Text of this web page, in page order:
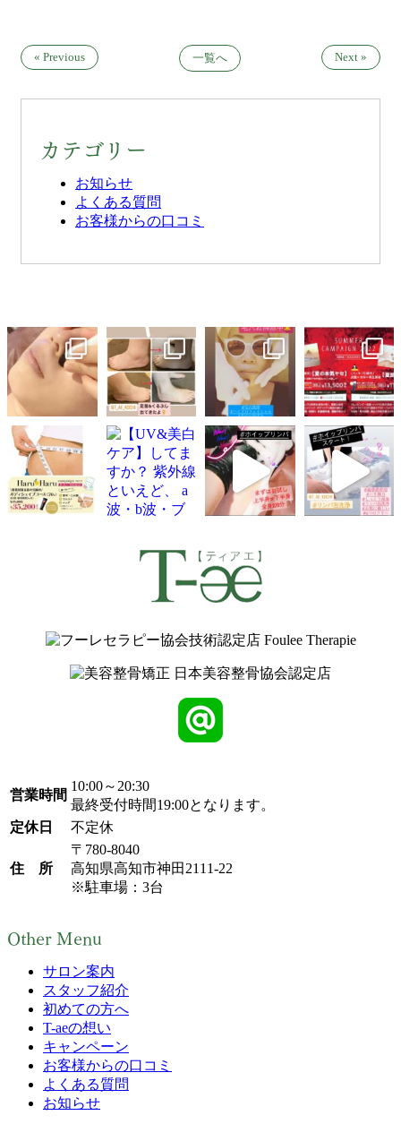
« Previous 一覧へ Next »
カテゴリー
お知らせ
よくある質問
お客様からの口コミ
営業時間
10:00～20:30
最終受付時間19:00となります。
定休日
不定休
住 所
〒780-8040
高知県高知市神田2111-22
※駐車場：3台
Other Menu
サロン案内
スタッフ紹介
初めての方へ
T-aeの想い
キャンペーン
お客様からの口コミ
よくある質問
お知らせ